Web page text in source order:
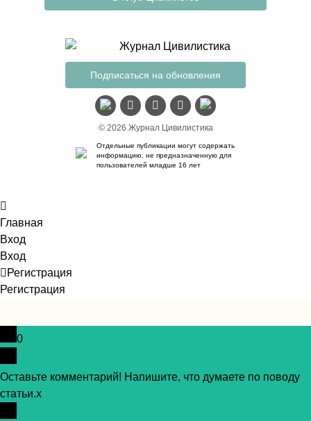
Подписаться на обновления
© 2026 Журнал Цивилистика
Отдельные публикации могут содержать
информацию, не предназначенную для
пользователей младше 16 лет
Главная
Вход
Вход
Регистрация
Регистрация
0
Оставьте комментарий! Напишите, что думаете по поводу
статьи.x